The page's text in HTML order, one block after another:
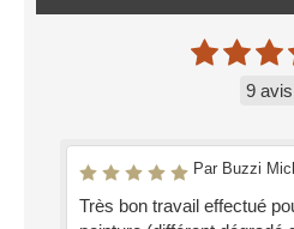
9 avis
Par Buzzi
Très bon travail effectué